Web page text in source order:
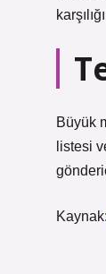
Büyük
listesi
Kaynak: